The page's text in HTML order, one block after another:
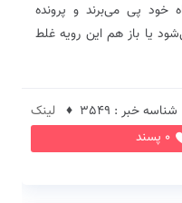
خود پی می‌برند و پرونده
یا باز هم این رویه غلط
0 پسند
شناسه خبر : 3549 ♦
لینک